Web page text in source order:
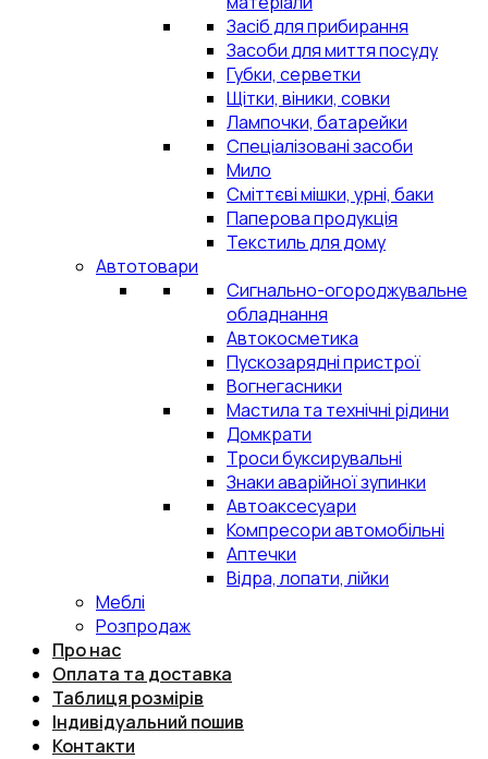
Засіб для прибирання
Засоби для миття посуду
Губки, серветки
Щітки, віники, совки
Лампочки, батарейки
Спеціалізовані засоби
Мило
Сміттєві мішки, урні, баки
Паперова продукція
Текстиль для дому
Автотовари
Сигнально-огороджувальне
обладнання
Автокосметика
Пускозарядні пристрої
Вогнегасники
Мастила та технічні рідини
Домкрати
Троси буксирувальні
Знаки аварійної зупинки
Автоаксесуари
Компресори автомобільні
Аптечки
Відра, лопати, лійки
Меблі
Розпродаж
Про нас
Оплата та доставка
Таблиця розмірів
Індивідуальний пошив
Контакти